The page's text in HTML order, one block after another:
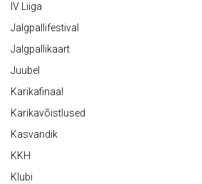
IV Liiga
Jalgpallifestival
Jalgpallikaart
Juubel
Karikafinaal
Karikavõistlused
Kasvandik
KKH
Klubi